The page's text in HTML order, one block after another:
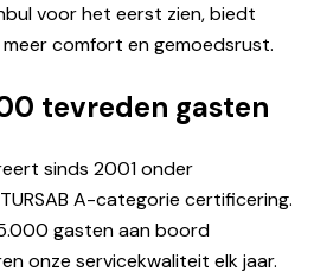
voor het eerst zien, biedt
comfort en gemoedsrust.
tevreden gasten
sinds 2001 onder
A-categorie certificering.
gasten aan boord
onze servicekwaliteit elk jaar.